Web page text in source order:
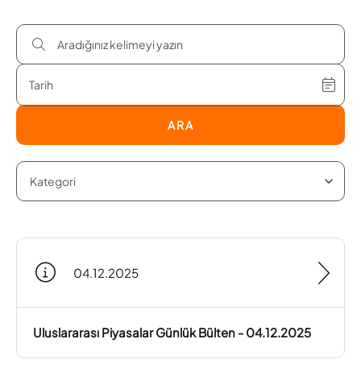
ARA
04.12.2025
Uluslararası Piyasalar Günlük Bülten - 04.12.2025